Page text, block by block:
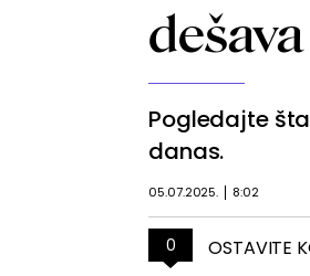
Pogledajte
danas.
05.07.2025. 8:02
0 OSTAVITE